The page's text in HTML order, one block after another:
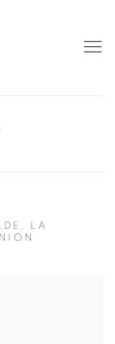
LA